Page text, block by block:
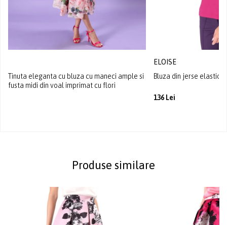
Tinuta eleganta cu bluza cu maneci ample si
fusta midi din voal imprimat cu flori
ELOISE
Bluza din jerse elastic
136 Lei
Produse similare